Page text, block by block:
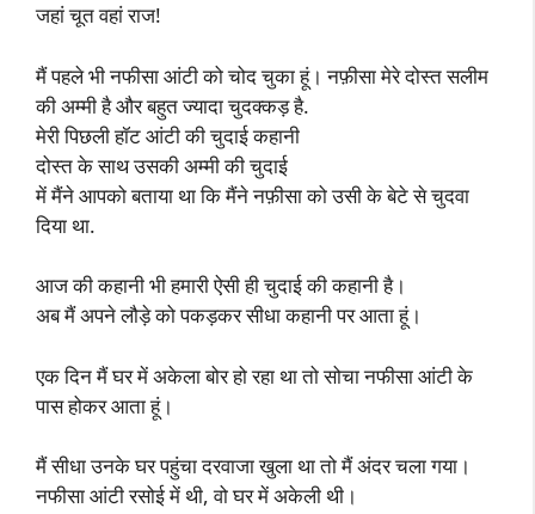
जहां चूत वहां राज!
मैं पहले भी नफीसा आंटी को चोद चुका हूं। नफ़ीसा मेरे दोस्त सलीम
की अम्मी है और बहुत ज्यादा चुदक्कड़ है.
मेरी पिछली हॉट आंटी की चुदाई कहानी
दोस्त के साथ उसकी अम्मी की चुदाई
में मैंने आपको बताया था कि मैंने नफ़ीसा को उसी के बेटे से चुदवा
दिया था.
आज की कहानी भी हमारी ऐसी ही चुदाई की कहानी है।
अब मैं अपने लौड़े को पकड़कर सीधा कहानी पर आता हूं।
एक दिन मैं घर में अकेला बोर हो रहा था तो सोचा नफीसा आंटी के
पास होकर आता हूं।
मैं सीधा उनके घर पहुंचा दरवाजा खुला था तो मैं अंदर चला गया।
नफीसा आंटी रसोई में थी, वो घर में अकेली थी।